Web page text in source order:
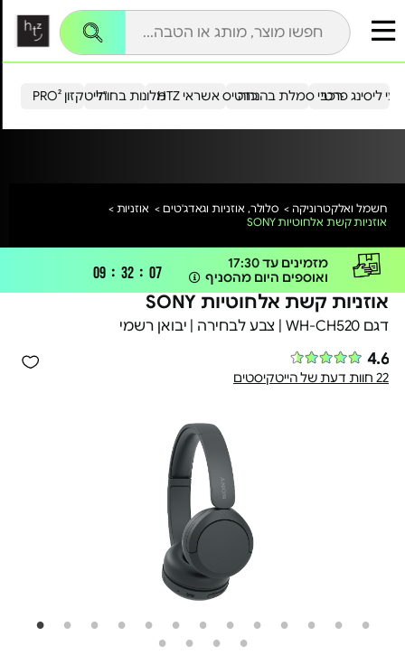
הייטקזון PRO²מלונות בחו"ל כרטיס אשראי HTZ ליסינג פרטירכבי סמלת בהנחה
חשמל ואלקטרוניקה > סלולר, אוזניות וגאדג'טים > אוזניות >
אוזניות קשת אלחוטיות SONY
מזמינים עד 17:30
ואוספים היום מהסניף
09 : 32 : 07 משלוח אקספרס
אוזניות קשת אלחוטיות SONY
דגם WH-CH520 | צבע לבחירה | יבואן רשמי
4.6
22 חוות דעת של הייטקיסטים